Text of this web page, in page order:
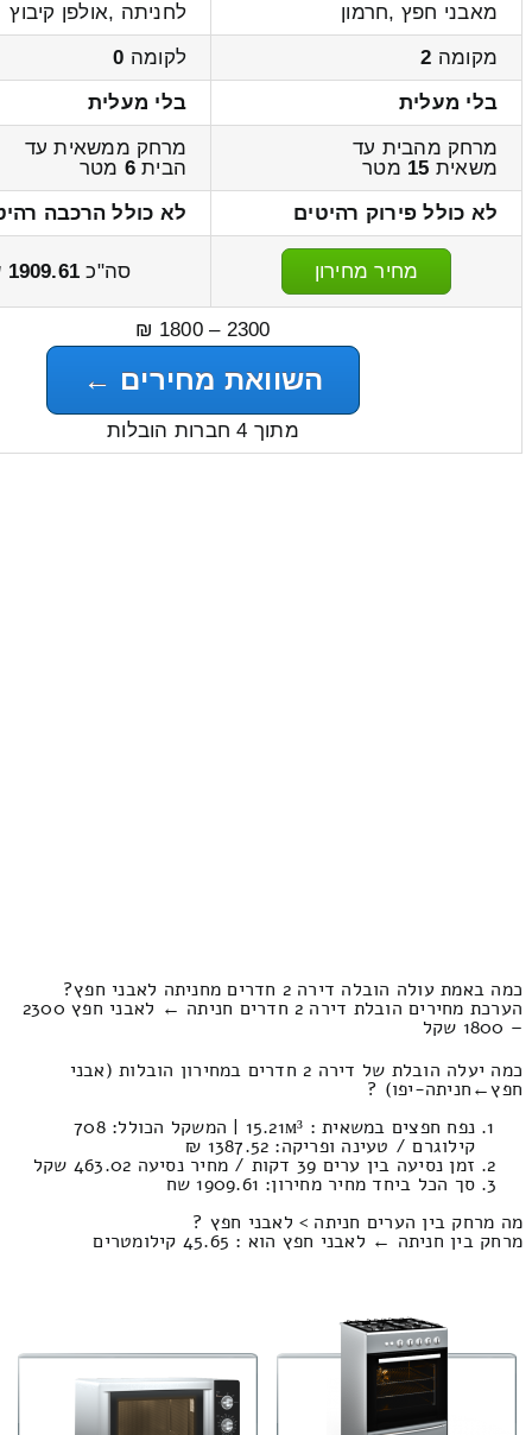
מאבני חפץ ,חרמון
לחניתה ,אולפן קיבוץ
מקומה 2 לקומה 0
בלי מעלית
בלי מעלית
מרחק מהבית עד
משאית 15 מטר
מרחק ממשאית עד
הבית6 מטר
לא כולל פירוק רהיטים
לא כולל הרכבה
מחיר מחירון סה"כ 1909.61
2300 – 1800 ₪
השוואת מחירים ←
מתוך 4 חברות הובלות
כמה באמת עולה הובלה דירה 2 חדרים מחניתה לאבני חפץ?
הערכת מחירים הובלת דירה 2 חדרים חניתה ← לאבני חפץ 2300
– 1800 שקל
כמה יעלה הובלת של דירה 2 חדרים במחירון הובלות (אבני
חפץ‎←‏חניתה-יפו) ?
נפח חפצים במשאית : 15.21м³ | המשקל הכולל: 708
קילוגרם / טעינה ופריקה: 1387.52 ₪
זמן נסיעה בין ערים 39 דקות / מחיר נסיעה 463.02 שקל
סך הכל ביחד מחיר מחירון: 1909.61 שח
מה מרחק בין הערים חניתה > לאבני חפץ ?
מרחק בין חניתה ← לאבני חפץ הוא : 45.65 קילומטרים